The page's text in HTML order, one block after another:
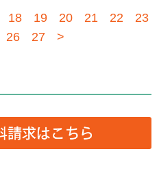
18 19 20 21 22
23
26 27 >